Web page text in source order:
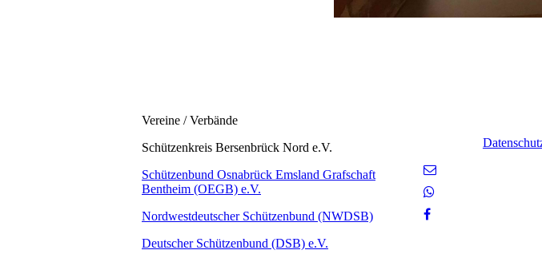
Vereine / Verbände
Schützenkreis Bersenbrück Nord e.V.
Schützenbund Osnabrück Emsland Grafschaft
Bentheim (OEGB) e.V.
Nordwestdeutscher Schützenbund (NWDSB)
Deutscher Schützenbund (DSB) e.V.